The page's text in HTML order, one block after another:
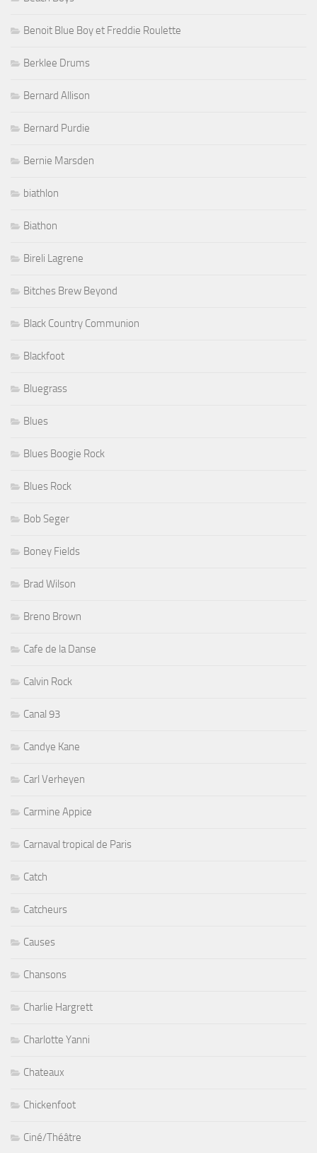
Benoit Blue Boy et Freddie Roulette
Berklee Drums
Bernard Allison
Bernard Purdie
Bernie Marsden
biathlon
Biathon
Bireli Lagrene
Bitches Brew Beyond
Black Country Communion
Blackfoot
Bluegrass
Blues
Blues Boogie Rock
Blues Rock
Bob Seger
Boney Fields
Brad Wilson
Breno Brown
Cafe de la Danse
Calvin Rock
Canal 93
Candye Kane
Carl Verheyen
Carmine Appice
Carnaval tropical de Paris
Catch
Catcheurs
Causes
Chansons
Charlie Hargrett
Charlotte Yanni
Chateaux
Chickenfoot
Ciné/Théâtre